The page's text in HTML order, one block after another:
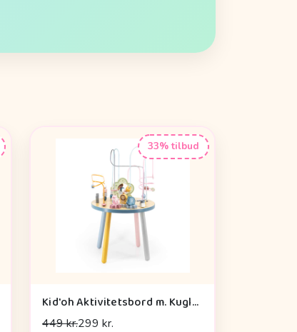
33% tilbud
Kid'oh Aktivitetsbord m. Kuglespiraler
449 kr.299 kr.